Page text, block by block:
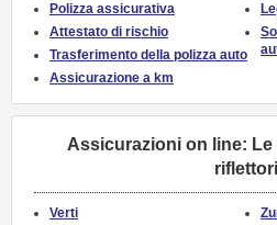
Polizza assicurativa
Attestato di rischio
Trasferimento della polizza auto
Assicurazione a km
Assicurazioni on line:
riflettori
Verti